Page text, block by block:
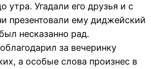
утра. Угадали его друзья и с
презентовали ему диджейский
несказанно рад.
за вечеринку
а особые слова произнес в